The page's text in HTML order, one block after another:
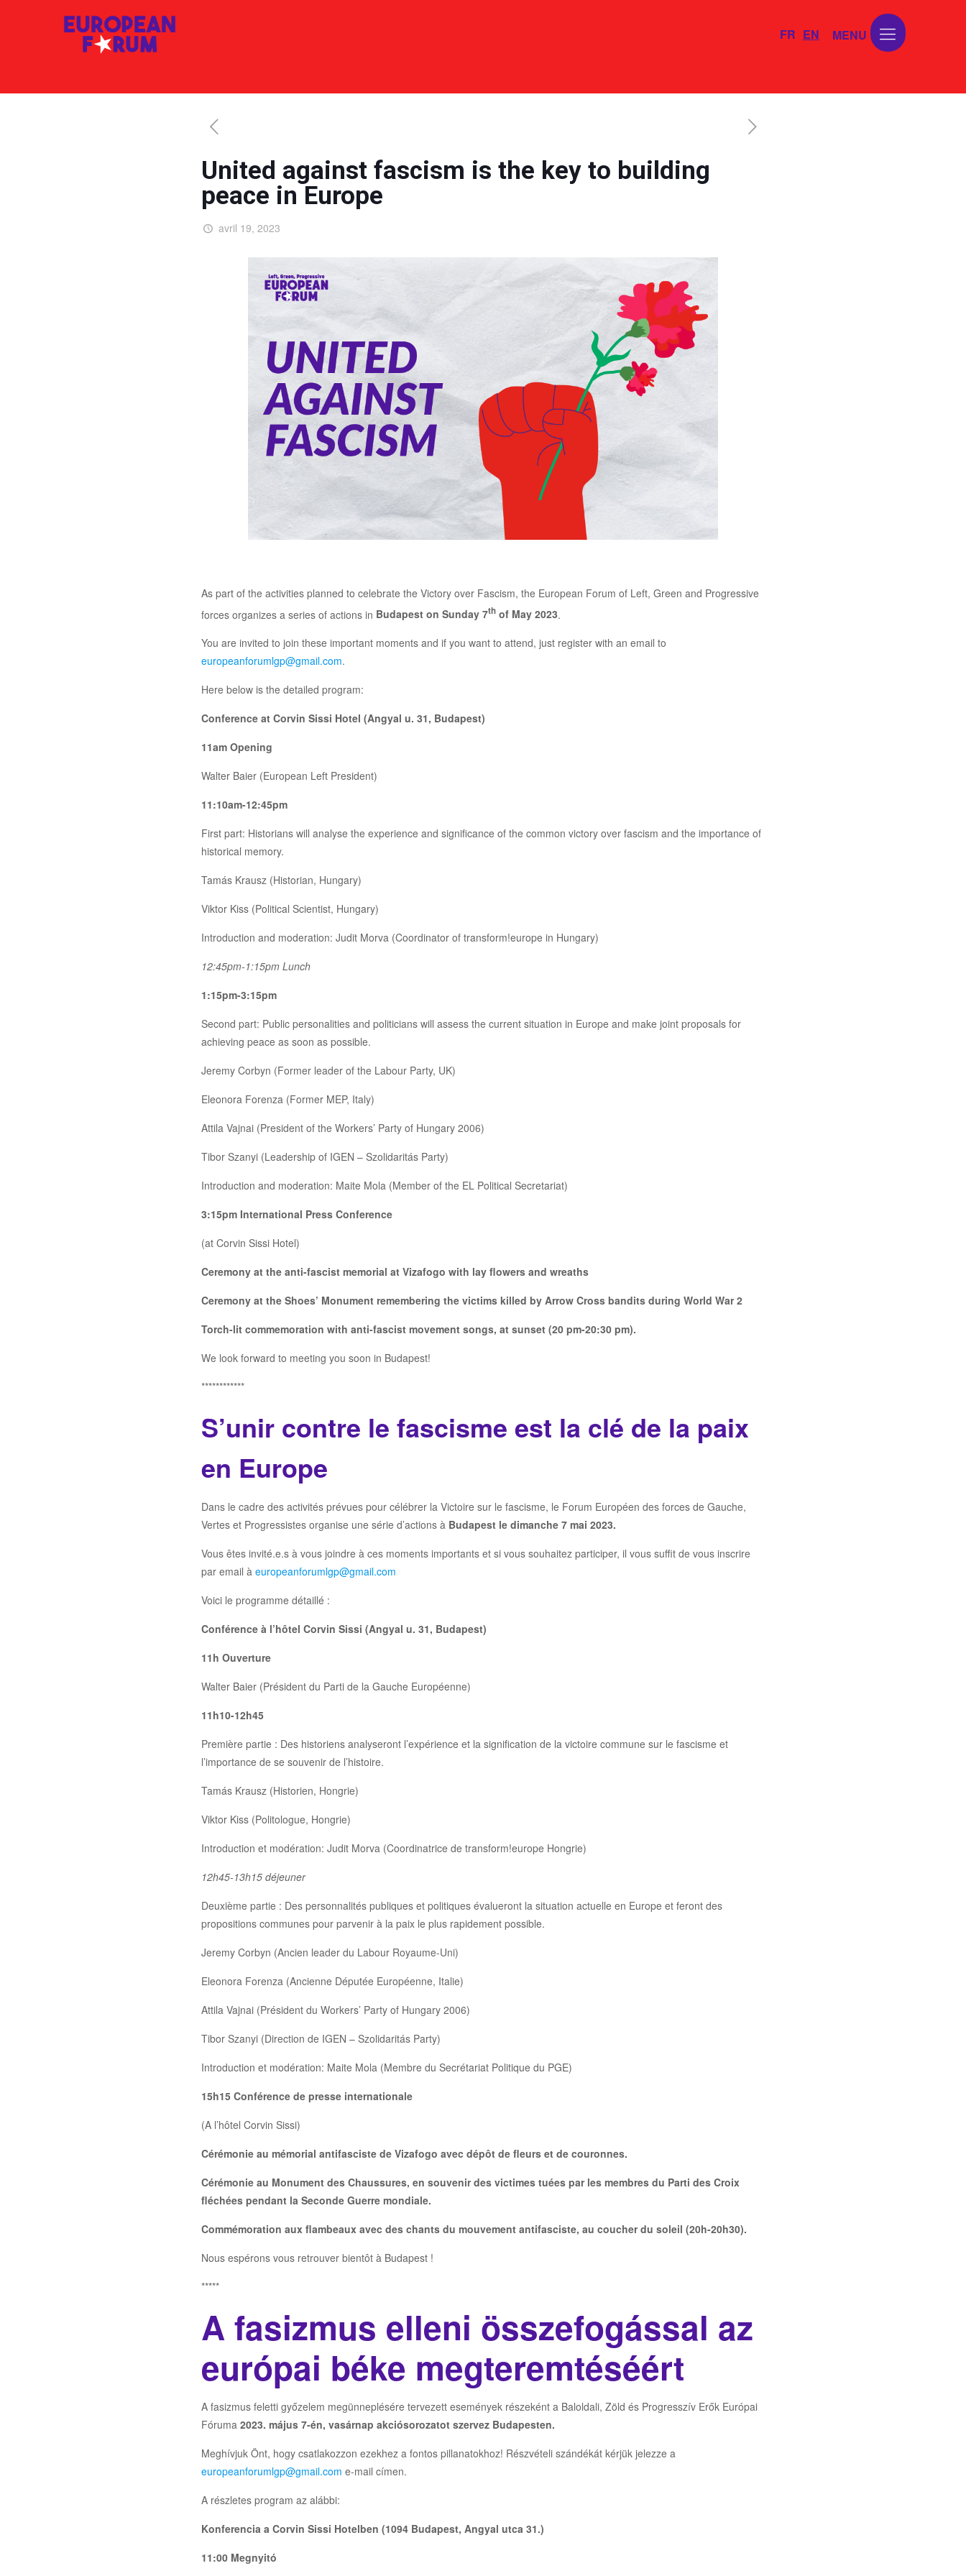
FR EN
United against fascism is the key to building
peace in Europe
avril 19, 2023
As part of the activities planned to celebrate the Victory over Fascism, the European Forum of Left, Green and Progressive
forces organizes a series of actions in Budapest on Sunday 7th of May 2023.
You are invited to join these important moments and if you want to attend, just register with an email to
europeanforumlgp@gmail.com.
Here below is the detailed program:
Conference at Corvin Sissi Hotel (Angyal u. 31, Budapest)
11am Opening
Walter Baier (European Left President)
11:10am-12:45pm
First part: Historians will analyse the experience and significance of the common victory over fascism and the importance of
historical memory.
Tamás Krausz (Historian, Hungary)
Viktor Kiss (Political Scientist, Hungary)
Introduction and moderation: Judit Morva (Coordinator of transform!europe in Hungary)
12:45pm-1:15pm Lunch
1:15pm-3:15pm
Second part: Public personalities and politicians will assess the current situation in Europe and make joint proposals for
achieving peace as soon as possible.
Jeremy Corbyn (Former leader of the Labour Party, UK)
Eleonora Forenza (Former MEP, Italy)
Attila Vajnai (President of the Workers’ Party of Hungary 2006)
Tibor Szanyi (Leadership of IGEN – Szolidaritás Party)
Introduction and moderation: Maite Mola (Member of the EL Political Secretariat)
3:15pm International Press Conference
(at Corvin Sissi Hotel)
Ceremony at the anti-fascist memorial at Vizafogo with lay flowers and wreaths
Ceremony at the Shoes’ Monument remembering the victims killed by Arrow Cross bandits during World War2
Torch-lit commemoration with anti-fascist movement songs, at sunset (20 pm-20:30 pm).
We look forward to meeting you soon in Budapest!
************
S’unir contre le fascisme est la clé de la paix
en Europe
Dans le cadre des activités prévues pour célébrer la Victoire sur le fascisme, le Forum Européen des forces de Gauche,
Vertes et Progressistes organise une série d’actions à Budapest le dimanche 7 mai 2023.
Vous êtes invité.e.s à vous joindre à ces moments importants et si vous souhaitez participer, il vous suffit de vous inscrire
par email à europeanforumlgp@gmail.com
Voici le programme détaillé :
Conférence à l’hôtel Corvin Sissi (Angyal u. 31, Budapest)
11h Ouverture
Walter Baier (Président du Parti de la Gauche Européenne)
11h10-12h45
Première partie : Des historiens analyseront l’expérience et la signification de la victoire commune sur le fascisme et
l’importance de se souvenir de l’histoire.
Tamás Krausz (Historien, Hongrie)
Viktor Kiss (Politologue, Hongrie)
Introduction et modération: Judit Morva (Coordinatrice de transform!europe Hongrie)
12h45-13h15 déjeuner
Deuxième partie : Des personnalités publiques et politiques évalueront la situation actuelle en Europe et feront des
propositions communes pour parvenir à la paix le plus rapidement possible.
Jeremy Corbyn (Ancien leader du Labour Royaume-Uni)
Eleonora Forenza (Ancienne Députée Européenne, Italie)
Attila Vajnai (Président du Workers’ Party of Hungary 2006)
Tibor Szanyi (Direction de IGEN – Szolidaritás Party)
Introduction et modération: Maite Mola (Membre du Secrétariat Politique du PGE)
15h15 Conférence de presse internationale
(A l’hôtel Corvin Sissi)
Cérémonie au mémorial antifasciste de Vizafogo avec dépôt de fleurs et de couronnes.
Cérémonie au Monument des Chaussures, en souvenir des victimes tuées par les membres du Parti des Croix
fléchées pendant la Seconde Guerre mondiale.
Commémoration aux flambeaux avec des chants du mouvement antifasciste, au coucher du soleil (20h-20h30).
Nous espérons vous retrouver bientôt à Budapest !
*****
A fasizmus elleni összefogással az
európai béke megteremtéséért
A fasizmus feletti győzelem megünneplésére tervezett események részeként a Baloldali, Zöld és Progresszív Erők Európai
Fóruma 2023. május 7-én, vasárnap akciósorozatot szervez Budapesten.
Meghívjuk Önt, hogy csatlakozzon ezekhez a fontos pillanatokhoz! Részvételi szándékát kérjük jelezze a
europeanforumlgp@gmail.com e-mail címen.
A részletes program az alábbi:
Konferencia a Corvin Sissi Hotelben (1094 Budapest, Angyal utca 31.)
11:00 Megnyitó